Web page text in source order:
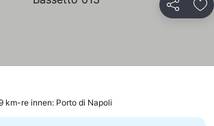
km-re innen: Porto di Napoli